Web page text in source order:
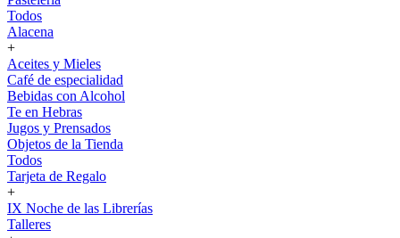
Todos
Alacena
+
Aceites y Mieles
Café de especialidad
Bebidas con Alcohol
Te en Hebras
Jugos y Prensados
Objetos de la Tienda
Todos
Tarjeta de Regalo
+
IX Noche de las Librerías
Talleres